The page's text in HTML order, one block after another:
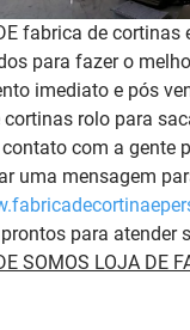
fabrica de
para fazer o
imediato e pós
cortinas rolo para
contato com a gente
uma mensagem
para atender
SOMOS LOJA DE